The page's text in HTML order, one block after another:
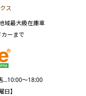
域最大級在庫車
ーまで
…10:00～18:00
日】